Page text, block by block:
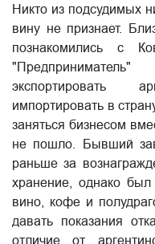
Никто из подсудимых
вину не признает.
познакомились с
экспортировать
импортировать в
заняться бизнесом
не пошло. Бывший
раньше за
хранение, однако
вино, кофе и
давать показания